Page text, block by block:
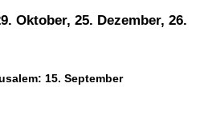
Oktober, 25. Dezember, 26.
15. September